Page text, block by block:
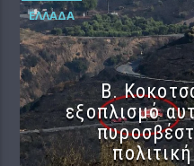
ΕΛΛΆΔΑ
Β.
εξοπλισμό